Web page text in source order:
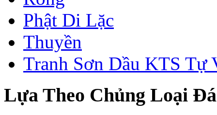
Phật Di Lặc
Thuyền
Tranh Sơn Dầu KTS Tự
Lựa Theo Chủng Loại Đá